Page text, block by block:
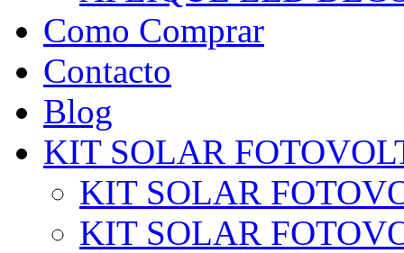
Como Comprar
Contacto
Blog
KIT SOLAR
KIT SOLAR
KIT SOLAR